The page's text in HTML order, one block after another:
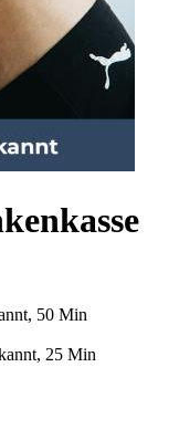
50 Min
25 Min